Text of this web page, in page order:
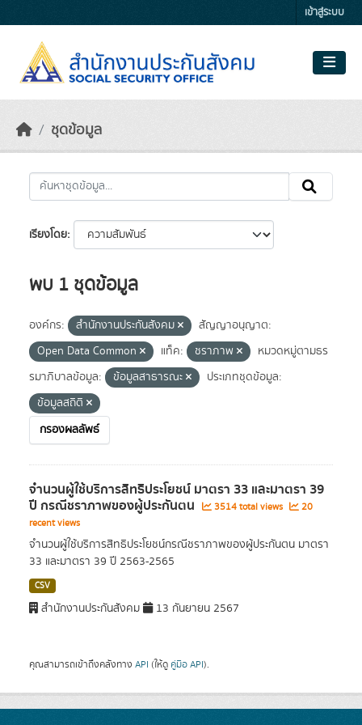
เข้าสู่ระบบ
ชุดข้อมูล
เรียงโดย
พบ 1 ชุดข้อมูล
องค์กร: สำนักงานประกันสังคม
สัญญาอนุญาต:
Open Data Common
แท็ค: ชราภาพ
หมวดหมู่ตามธร
รมาภิบาลข้อมูล:
ข้อมูลสาธารณะ
ประเภทชุดข้อมูล:
ข้อมูลสถิติ
กรองผลลัพธ์
จำนวนผู้ใช้บริการสิทธิประโยชน์ มาตรา 33 และมาตรา 39
ปี กรณีชราภาพของผู้ประกันตน 3514 total views
20
recent views
จำนวนผู้ใช้บริการสิทธิประโยชน์กรณีชราภาพของผู้ประกันตน มาตรา
33 และมาตรา 39 ปี 2563-2565
CSV
สำนักงานประกันสังคม 13 กันยายน 2567
คุณสามารถเข้าถึงคลังทาง API (ให้ดู คู่มือ API).